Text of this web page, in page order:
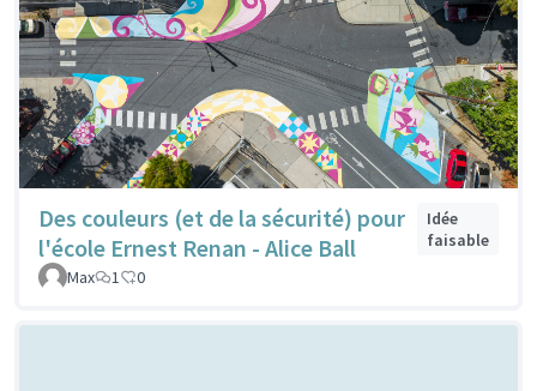
Des couleurs (et de la sécurité) pour
l'école Ernest Renan - Alice Ball
Idée
faisable
Max
1 0